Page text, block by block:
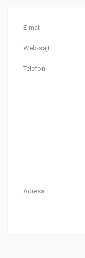
E-mail
Web-sajt
Telefon
Adresa